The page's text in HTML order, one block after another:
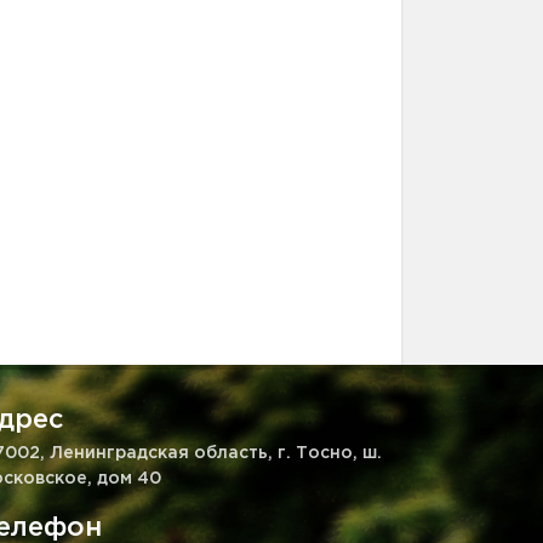
Ленинградская область, г. Тосно, ш.
дом 40